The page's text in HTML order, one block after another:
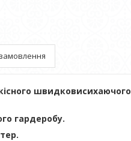
швидковисихаючого
гардеробу.